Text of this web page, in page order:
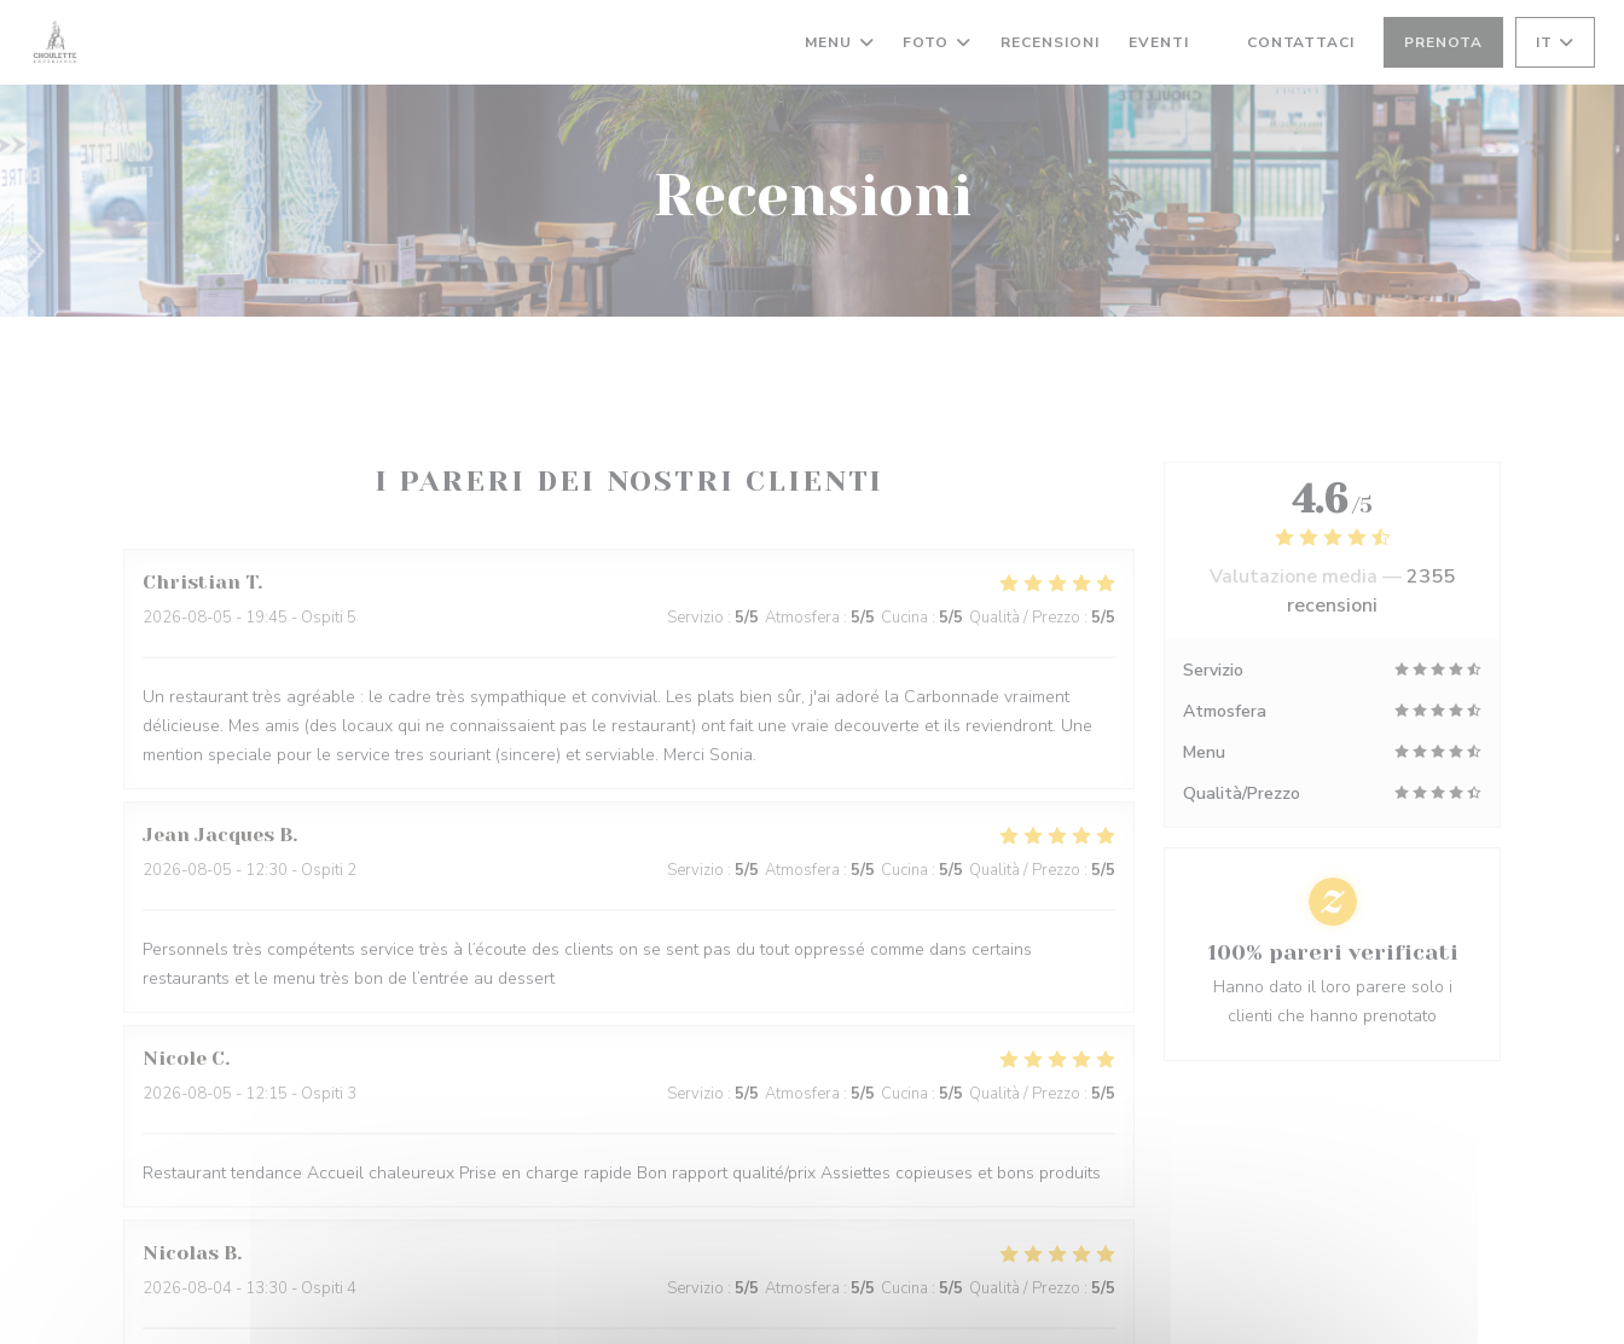
Personalizzazione delle tue scelte sui cookie
MENU FOTO RECENSIONI EVENTI CONTATTACI PRENOTA IT
Recensioni
I PARERI DEI NOSTRI CLIENTI
Christian T
2026-08-05 - 19:45 - Ospiti 5 Servizio : 5/5 Atmosfera : 5/5 Cucina : 5/5 Qualità / Prezzo : 5/5
Un restaurant très agréable : le cadre très sympathique et convivial. Les plats bien sûr, j'ai adoré la Carbonnade vraiment
délicieuse. Mes amis (des locaux qui ne connaissaient pas le restaurant) ont fait une vraie decouverte et ils reviendront. Une
mention speciale pour le service tres souriant (sincere) et serviable. Merci Sonia.
Jean Jacques B
2026-08-05 - 12:30 - Ospiti 2 Servizio : 5/5 Atmosfera : 5/5 Cucina : 5/5 Qualità / Prezzo : 5/5
Personnels très compétents service très à l’écoute des clients on se sent pas du tout oppressé comme dans certains
restaurants et le menu très bon de l’entrée au dessert
Nicole C
2026-08-05 - 12:15 - Ospiti 3 Servizio : 5/5 Atmosfera : 5/5 Cucina : 5/5 Qualità / Prezzo : 5/5
Restaurant tendance Accueil chaleureux Prise en charge rapide Bon rapport qualité/prix Assiettes copieuses et bons produits
Nicolas B
2026-08-04 - 13:30 - Ospiti 4 Servizio : 5/5 Atmosfera : 5/5 Cucina : 5/5 Qualità / Prezzo : 5/5
4.6 /5
Valutazione media —2355
recensioni
Servizio
Atmosfera
Menu
Qualità/Prezzo
100% pareri verificati
Hanno dato il loro parere solo i
clienti che hanno prenotato